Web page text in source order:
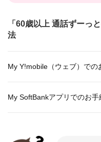
「60歳以上 通話ずーっ
法
My Y!mobile（ウェブ）での
My SoftBankアプリでのお手